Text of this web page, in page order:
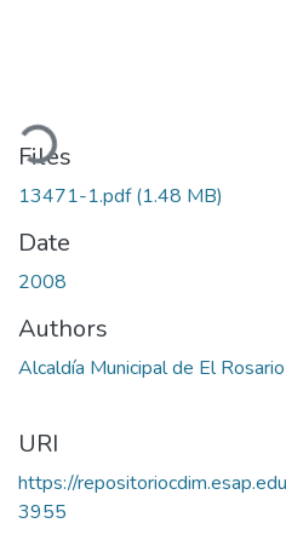
Files
13471-1.pdf(1.48 MB)
Date
2008
Authors
Alcaldía Municipal de El
URI
https://
3955